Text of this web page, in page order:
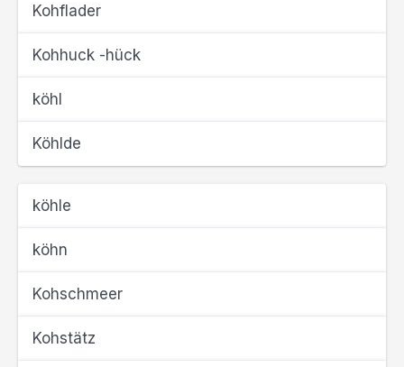
Kohflader
Kohhuck -hück
köhl
Köhlde
köhle
köhn
Kohschmeer
Kohstätz